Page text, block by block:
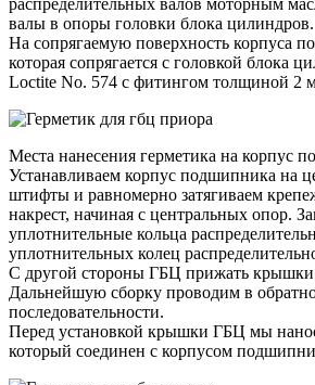
валы в опоры головки блока цилиндров.
На сопрягаемую поверхность корпуса
которая сопрягается с головкой блока
Loctite No. 574 с фитингом толщиной 2
Места нанесения герметика на корпус
Устанавливаем корпус подшипника на
штифты и равномерно затягиваем
накрест, начиная с центральных опор.
уплотнительные кольца
уплотнительных колец
С другой стороны ГБЦ прижать крышки
Дальнейшую сборку проводим в
последовательности.
Перед установкой крышки ГБЦ мы
который соединен с корпусом